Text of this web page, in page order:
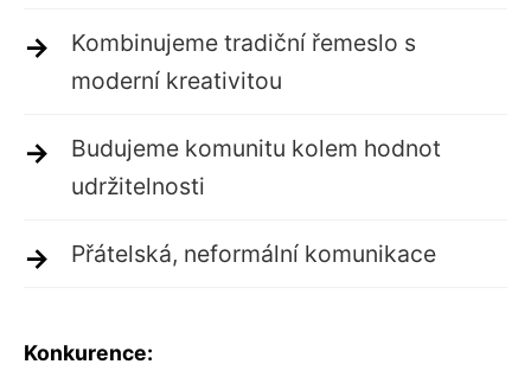
Kombinujeme tradiční řemeslo s
moderní kreativitou
Budujeme komunitu kolem hodnot
udržitelnosti
Přátelská, neformální komunikace
Konkurence: